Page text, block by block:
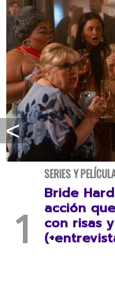
SERIES Y
Bride
acción
con risas